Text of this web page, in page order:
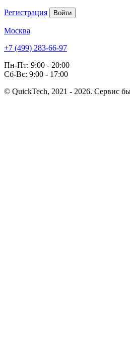
Регистрация Войти
Москва
+7 (499) 283-66-97
Пн-Пт: 9:00 - 20:00
Сб-Вс: 9:00 - 17:00
© QuickTech, 2021 - 2026. Сервис